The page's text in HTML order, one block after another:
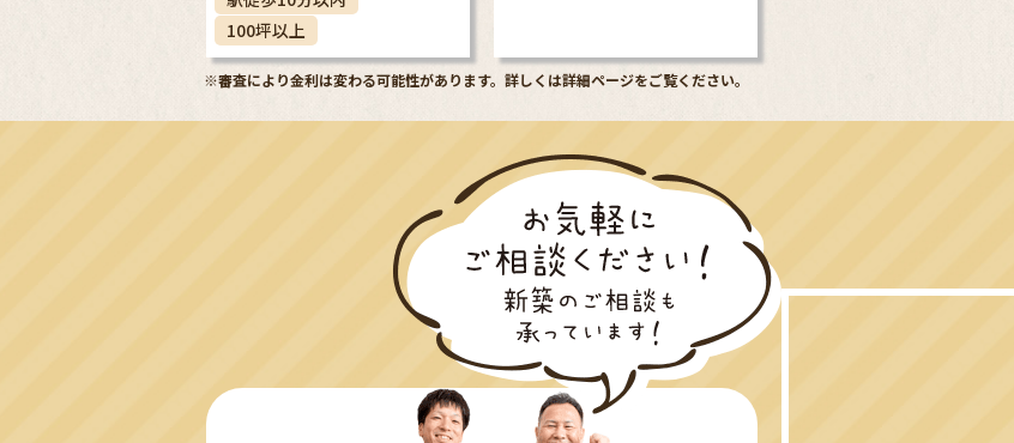
100坪以上
※審査により金利は変わる可能性があります。 詳しくは詳細ページをご覧ください。